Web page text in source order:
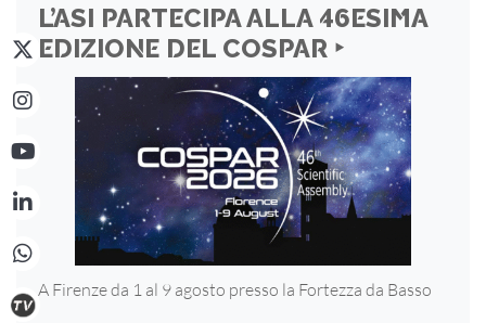
L’ASI PARTECIPA ALLA 46ESIMA
EDIZIONE DEL COSPAR ‣
A Firenze da 1 al 9 agosto presso la Fortezza da Basso